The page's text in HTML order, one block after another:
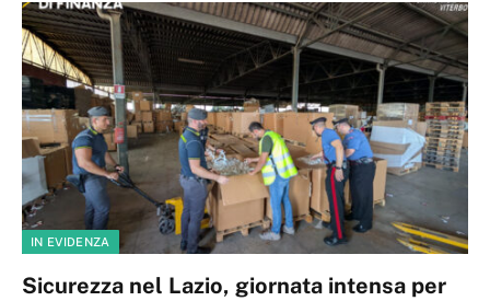
IN EVIDENZA
Sicurezza nel Lazio, giornata intensa per